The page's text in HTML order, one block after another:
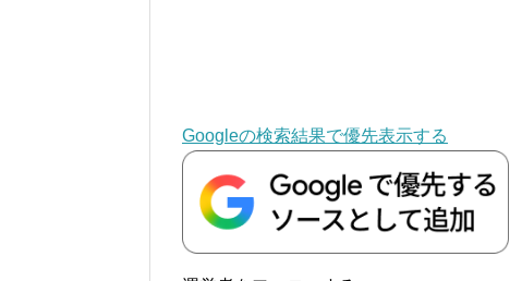
Googleの検索結果で優先表示する